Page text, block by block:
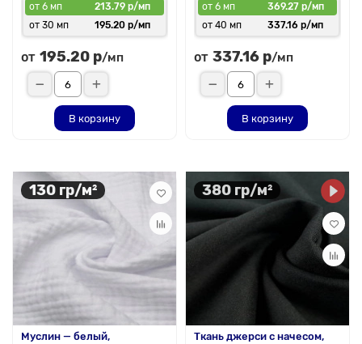
от 6 мп
213.79 р/мп
от 30 мп
195.20 р/мп
от 195.20 р/мп
В корзину
от 6 мп
369.27 р/мп
от 40 мп
337.16 р/мп
от 337.16 р/мп
В корзину
130 гр/м²
Муслин — белый,
380 гр/м²
Ткань джерси с начесом,